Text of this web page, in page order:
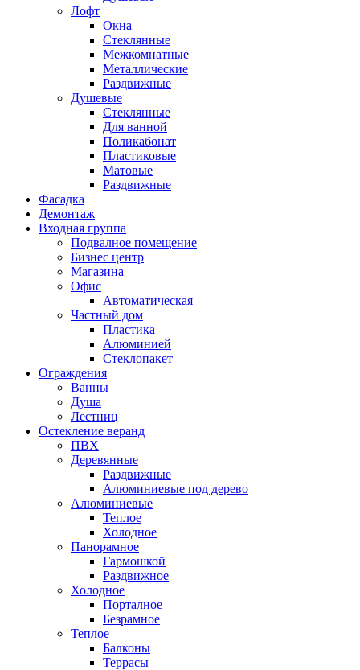
Лофт
Окна
Стеклянные
Межкомнатные
Металлические
Раздвижные
Душевые
Стеклянные
Для ванной
Поликабонат
Пластиковые
Матовые
Раздвижные
Фасадка
Демонтаж
Входная группа
Подвалное помещение
Бизнес центр
Магазина
Офис
Автоматическая
Частный дом
Пластика
Алюминией
Стеклопакет
Ограждения
Ванны
Душа
Лестниц
Остекление веранд
ПВХ
Деревянные
Раздвижные
Алюминиевые под дерево
Алюминиевые
Теплое
Холодное
Панорамное
Гармошкой
Раздвижное
Холодное
Порталное
Безрамное
Теплое
Балконы
Террасы